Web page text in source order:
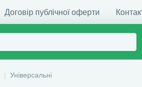
Договір публічної оферти
Універсальні